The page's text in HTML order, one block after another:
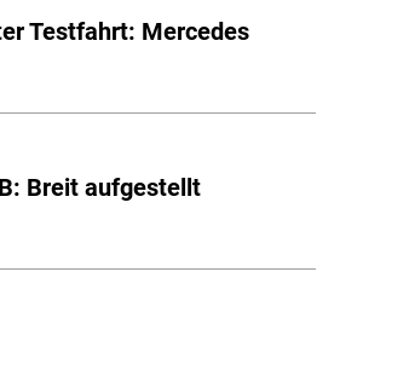
Testfahrt: Mercedes
Breit aufgestellt